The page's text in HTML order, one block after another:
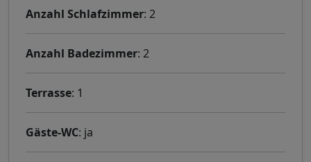
Anzahl Schlafzimmer: 2
Anzahl Badezimmer: 2
Terrasse: 1
Gäste-WC: ja